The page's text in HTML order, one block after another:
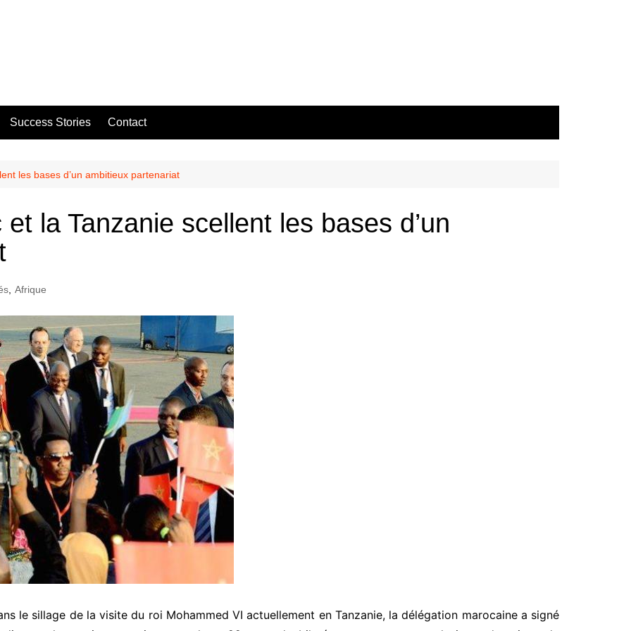
Success Stories Contact
les bases d’un ambitieux partenariat
la Tanzanie scellent les bases d’un
Afrique
le sillage de la visite du roi Mohammed VI actuellement en Tanzanie, la délégation marocaine a signé